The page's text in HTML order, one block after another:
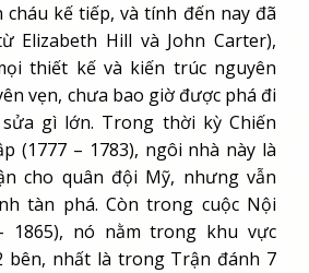
kế tiếp, và tính đến nay đã
Elizabeth Hill và John Carter),
thiết kế và kiến trúc nguyên
vẹn, chưa bao giờ được phá đi
gì lớn. Trong thời kỳ Chiến
(1777 – 1783), ngôi nhà này là
cho quân đội Mỹ, nhưng vẫn
tàn phá. Còn trong cuộc Nội
1865), nó nằm trong khu vực
bên, nhất là trong Trận đánh 7